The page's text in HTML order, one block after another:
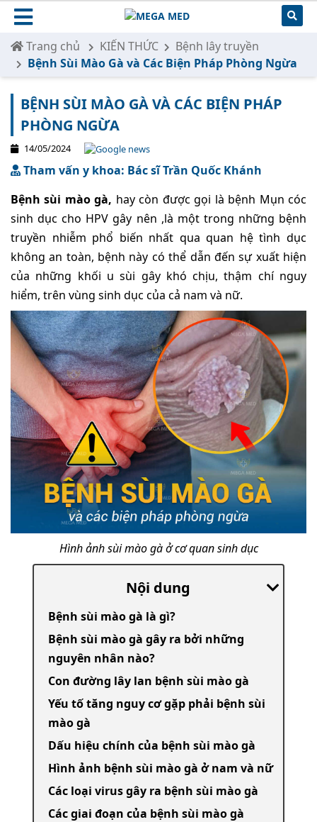
Trang chủ KIẾN THỨC
Bệnh lây truyền
Bệnh Sùi Mào Gà và Các Biện Pháp Phòng Ngừa
BỆNH SÙI MÀO GÀ VÀ CÁC BIỆN PHÁP
PHÒNG NGỪA
14/05/2024
Tham vấn y khoa: Bác sĩ Trần Quốc Khánh
Bệnh sùi mào gà, hay còn được gọi là bệnh Mụn cóc
sinh dục cho HPV gây nên ,là một trong những bệnh
truyền nhiễm phổ biến nhất qua quan hệ tình dục
không an toàn, bệnh này có thể dẫn đến sự xuất hiện
của những khối u sùi gây khó chịu, thậm chí nguy
hiểm, trên vùng sinh dục của cả nam và nữ.
Hình ảnh sùi mào gà ở cơ quan sinh dục
Nội dung
Bệnh sùi mào gà là gì?
Bệnh sùi mào gà gây ra bởi những
nguyên nhân nào?
Con đường lây lan bệnh sùi mào gà
Yếu tố tăng nguy cơ gặp phải bệnh sùi
mào gà
Dấu hiệu chính của bệnh sùi mào gà
Hình ảnh bệnh sùi mào gà ở nam và nữ
Các loại virus gây ra bệnh sùi mào gà
Các giai đoạn của bệnh sùi mào gà